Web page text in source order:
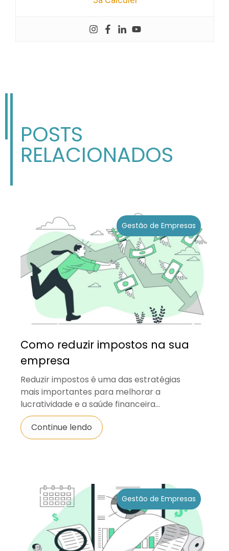
POSTS
RELACIONADOS
Gestão de Empresas
Como reduzir impostos na sua
empresa
Reduzir impostos é uma das estratégias
mais importantes para melhorar a
lucratividade e a saúde financeira...
Continue lendo
Gestão de Empresas